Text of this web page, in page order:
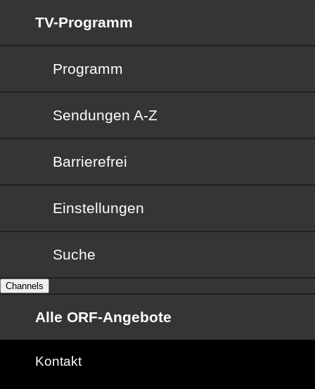
TV-Programm
Programm
Sendungen von A bis Z
Sendungen A-Z
Barrierefrei
Barrierefrei
Einstellungen
Suche
Channels
Alle ORF-Angebote
Kontakt